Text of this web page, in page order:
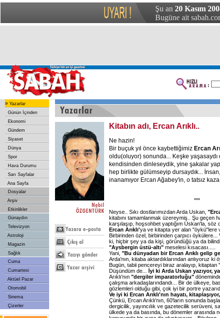
Şu an 20 Kasım
Bugüne ait
» Yazarlar
Günün İçinden
Ekonomi
Gündem
Siyaset
Dünya
Spor
Hava Durumu
Sarı Sayfalar
Ana Sayfa
Dosyalar
Arşiv
Etkinlikler
Günaydın
Televizyon
Astroloji
Magazin
Sağlık
Cuma
Cumartesi
Aktüel Pazar
Otomobil
Sinema
Çizerler
Kitabın adı, Ercan Arıklı..
Ne hazin!
Bir buçuk yıl önce kaybettiğimiz Ercan
oldu(oluyor) sonunda... Keşke yaşasaydı
kendisinden dinleseydik, yine şakalar
hep birlikte gülümseyip dursaydık...
inanamıyor Ercan Ağabey'in, o tatsız kaza
***
Neyse.. Sıkı dostlarımızdan Arda Uskan,
kitabını tamamlanmak üzereymiş.. Şu geçen
karşılaşıp, hoşsohbet yaptığım Uskan'la, söz
Ercan Arıklı'ya ve kitapta yer alan "öykü"lere
Birbirinden özel, birbirinden çarpıcı öykülere...
ki, hiçbir şey ya da kişi, göründüğü ya da
"Aysbergin üstü-altı" meselesi kısacası.....
Yani, "Bu dünyadan bir Ercan Arıklı gelip
Arda'nın, kitaba aktardıklarından anlıyoruz ki
Bugün, tabii pencereyi biraz aralayıp,
Düşündüm de... İyi ki Arda Uskan yazıyor,
Arıklı'nın "dergiler imparatorluğu"
çalışma arkadaşlarındandı... Bir de ülkeye,
gözlemleri olduğu gibi, çok iyi bir portre
Ve iyi ki Ercan Arıklı'nın hayatı,
Çünkü, Ercan Arıklı'nın, 60'ların sonunda
dergicilik, yayıncılık ve gazetecilik serüveni,
ülkede ya da basında, bu dönemler arasında